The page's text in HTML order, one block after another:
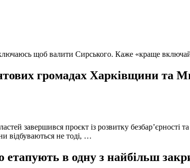
щоб валити Сирського. Каже «краще
громадах Харківщини та
завершився проєкт із розвитку безбар’єрності
відбуваються не тоді, …
в одну з найбільш